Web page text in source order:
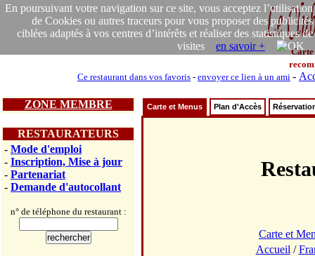
En poursuivant votre navigation sur ce site, vous acceptez l’utilisation
de Cookies ou autres traceurs pour vous proposer des publicités
ciblées adaptés à vos centres d’intérêts et réaliser des statistiques de
visites en savoir +
Carte
Ce restaurant dans vos favoris - envoyer ce lien à un ami -
ZONE MEMBRE
RESTAURATEURS
- Mode d'emploi
- Inscription, Mise à jour
- Partenariat
- Demande d'autocollant
n° de téléphone du restaurant :
Carte et Menus Plan d'Accès
Carte et
Accueil /